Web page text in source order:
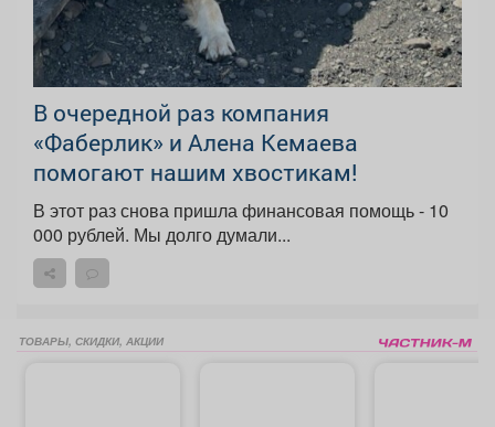
В очередной раз компания
«Фаберлик» и Алена Кемаева
помогают нашим хвостикам!
В этот раз снова пришла финансовая помощь - 10
000 рублей. Мы долго думали...
ТОВАРЫ, СКИДКИ, АКЦИИ